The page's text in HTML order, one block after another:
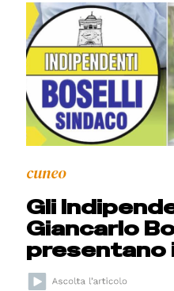
cuneo
Gli
Giancarlo
presentano